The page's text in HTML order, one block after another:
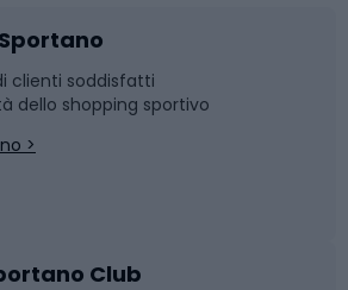
clienti soddisfatti
dello shopping sportivo
>
Club